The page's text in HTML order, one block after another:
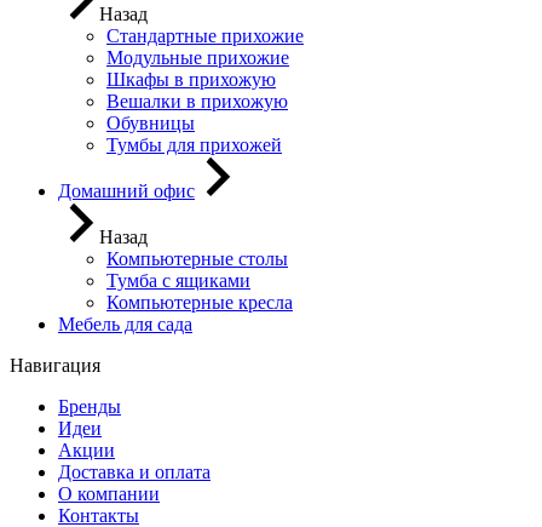
Назад
Стандартные прихожие
Модульные прихожие
Шкафы в прихожую
Вешалки в прихожую
Обувницы
Тумбы для прихожей
Домашний офис
Назад
Компьютерные столы
Тумба с ящиками
Компьютерные кресла
Мебель для сада
Навигация
Бренды
Идеи
Акции
Доставка и оплата
О компании
Контакты